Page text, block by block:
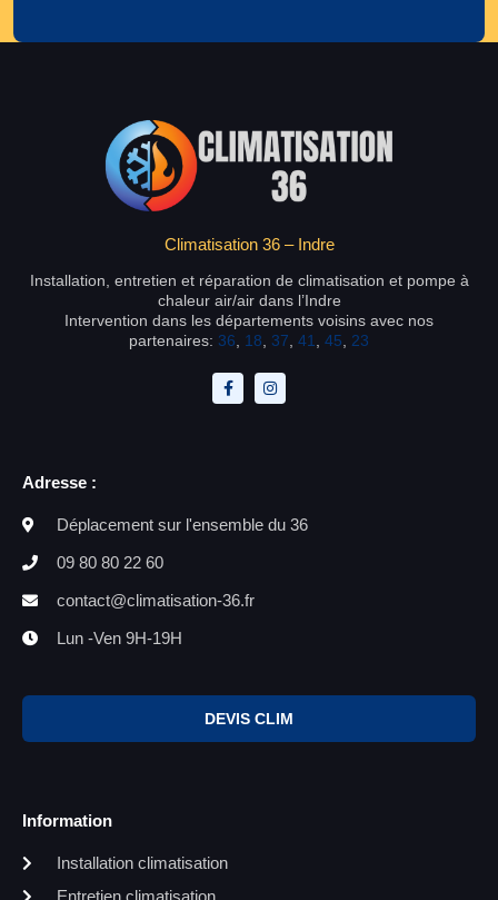
Climatisation 36 – Indre
Installation, entretien et réparation de climatisation et pompe à
chaleur air/air dans l’Indre
Intervention dans les départements voisins avec nos
partenaires: 36 18 37 41 45 23
Adresse :
Déplacement sur l'ensemble du 36
09 80 80 22 60
contact@climatisation-36.fr
Lun -Ven 9H-19H
DEVIS CLIM
Information
Installation climatisation
Entretien climatisation